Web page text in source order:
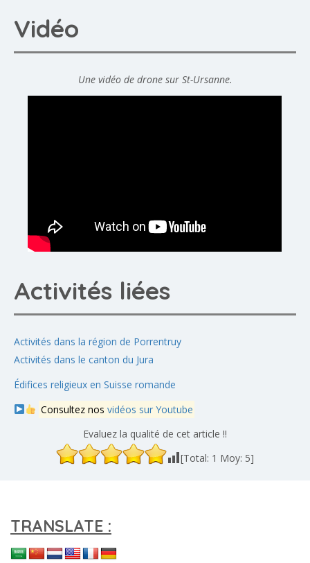
Vidéo
Une vidéo de drone sur St-Ursanne.
Activités liées
Activités dans la région de Porrentruy
Activités dans le canton du Jura
Édifices religieux en Suisse romande
Consultez nos vidéos sur Youtube
Evaluez la qualité de cet article !!
[Total: 1 Moy: 5]
TRANSLATE :